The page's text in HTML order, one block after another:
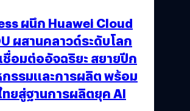
ผนึก Huawei Cloud
ผสานคลาวด์ระดับโลก
ชื่อมต่ออัจฉริยะ สยายปีก
รรมและการผลิต พร้อม
ทยสู่ฐานการผลิตยุค AI